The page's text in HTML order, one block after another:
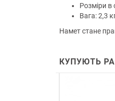
Розміри в
Вага: 2,3
Намет стане
КУПУЮТЬ